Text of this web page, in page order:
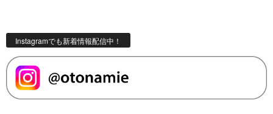
Instagramでも新着情報配信中！